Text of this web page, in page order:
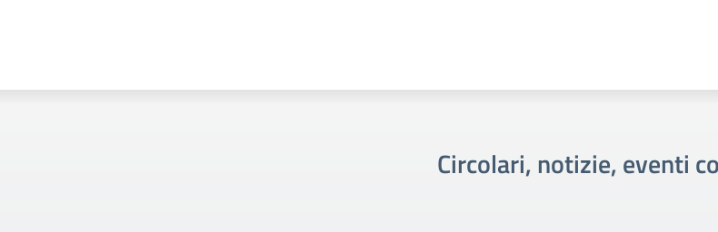
Circolari, notizie, eventi